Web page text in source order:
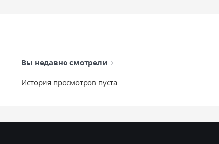
Вы недавно смотрели
История просмотров пуста